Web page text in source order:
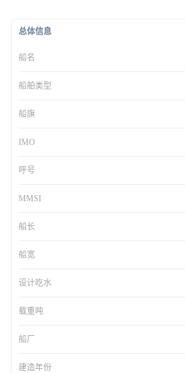
总体信息
船名
船舶类型
船旗
IMO
呼号
MMSI
船长
船宽
设计吃水
载重吨
船厂
建造年份